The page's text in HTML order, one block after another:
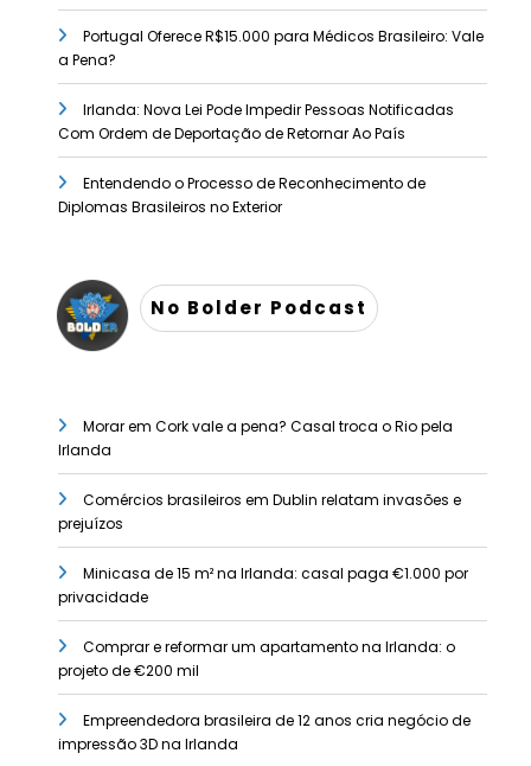
Portugal Oferece R$15.000 para Médicos Brasileiro: Vale
a Pena?
Irlanda: Nova Lei Pode Impedir Pessoas Notificadas
Com Ordem de Deportação de Retornar Ao País
Entendendo o Processo de Reconhecimento de
Diplomas Brasileiros no Exterior
No Bolder Podcast
Morar em Cork vale a pena? Casal troca o Rio pela
Irlanda
Comércios brasileiros em Dublin relatam invasões e
prejuízos
Minicasa de 15 m² na Irlanda: casal paga €1.000 por
privacidade
Comprar e reformar um apartamento na Irlanda: o
projeto de €200 mil
Empreendedora brasileira de 12 anos cria negócio de
impressão 3D na Irlanda